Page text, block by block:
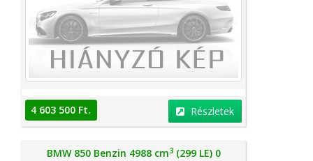
4 603 500 Ft. Részletek
BMW 850 Benzin 4988 cm3(299 LE) 0